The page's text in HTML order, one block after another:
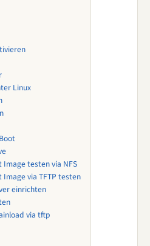
Linux
testen via NFS
via TFTP testen
einrichten
via tftp